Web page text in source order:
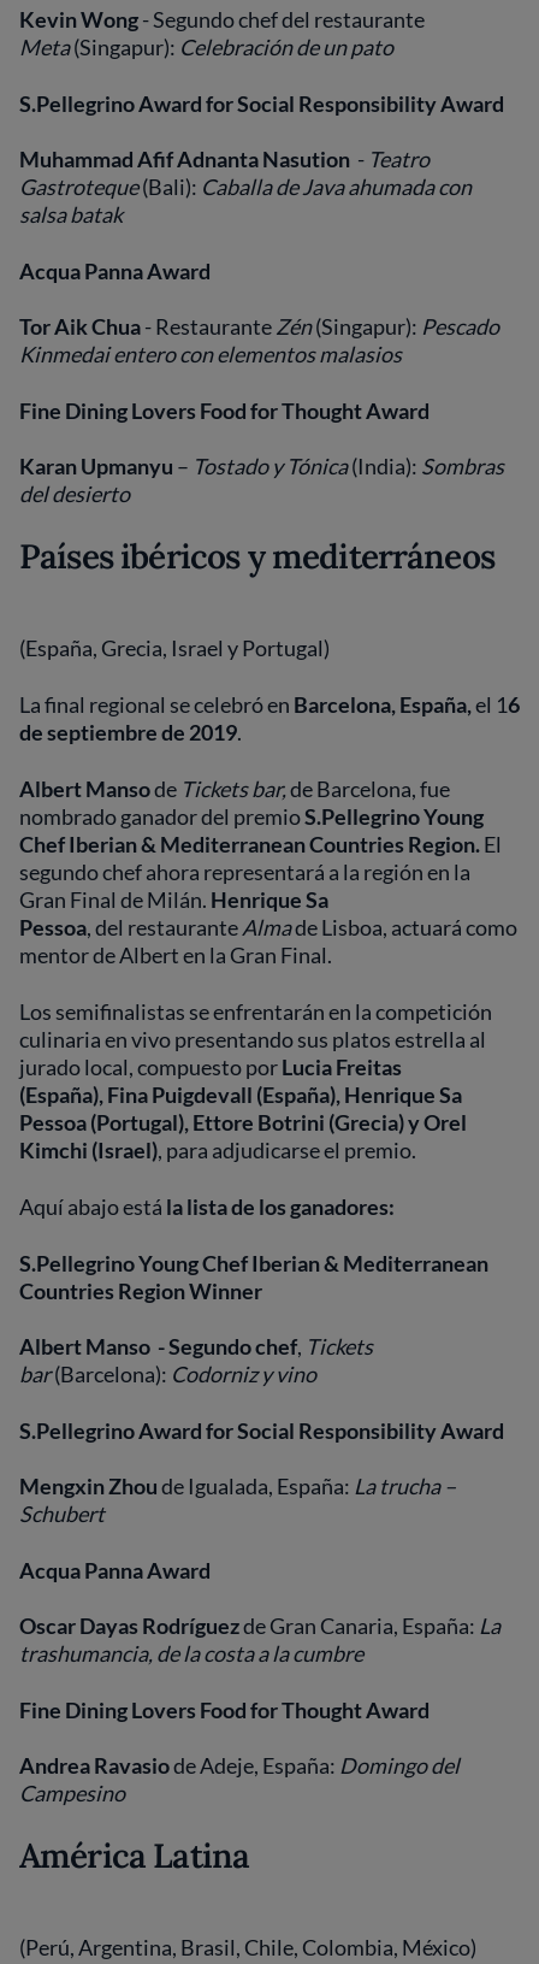
Kevin Wong- Segundo chef del restaurante
Meta(Singapur): Celebración de un pato
S.Pellegrino Award for Social Responsibility Award
Muhammad Afif Adnanta Nasution - Teatro
Gastroteque(Bali): Caballa de Java ahumada con
salsa batak
Acqua Panna Award
Tor Aik Chua- RestauranteZén(Singapur): Pescado
Kinmedai entero con elementos malasios
Fine Dining Lovers Food for Thought Award
Karan Upmanyu – Tostado y Tónica(India): Sombras
del desierto
Países ibéricos y mediterráneos
(España, Grecia, Israel y Portugal)
La final regional se celebró en Barcelona, España,el 16
de septiembre de 2019.
Albert Mansode Tickets bar,de Barcelona,fue
nombrado ganador del premioS.Pellegrino Young
Chef Iberian & Mediterranean Countries Region.El
segundo chef ahora representará a la región en la
Gran Final de Milán. Henrique Sa
Pessoa,del restauranteAlmade Lisboa, actuará como
mentor de Albert en la Gran Final.
Los semifinalistas se enfrentarán en la competición
culinaria en vivo presentando sus platos estrella al
jurado local, compuesto porLucia Freitas
(España), Fina Puigdevall (España), Henrique Sa
Pessoa (Portugal), Ettore Botrini (Grecia) y Orel
Kimchi (Israel), para adjudicarse el premio.
Aquí abajo está la lista de los ganadores:
S.Pellegrino Young Chef Iberian & Mediterranean
Countries Region Winner
Albert Manso - Segundo chef, Tickets
bar(Barcelona): Codorniz y vino
S.Pellegrino Award for Social Responsibility Award
Mengxin Zhoude Igualada, España: La trucha –
Schubert
Acqua Panna Award
Oscar Dayas Rodríguezde Gran Canaria, España: La
trashumancia, de la costa a la cumbre
Fine Dining Lovers Food for Thought Award
Andrea RavasiodeAdeje, España: Domingo del
Campesino
América Latina
(Perú, Argentina, Brasil, Chile, Colombia, México)